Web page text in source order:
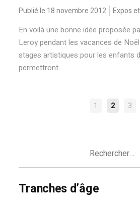
Publié le 18 novembre 2012 Expos
En voilà une bonne idée proposée
Leroy pendant les vacances de
stages artistiques pour les enfants
permettront...
NAVIGATION1 2 3
Tranches d’âge